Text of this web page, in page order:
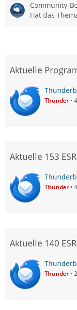
Community-
Hat das
Aktuelle
Thunder
Aktuelle 153
Thunder
Aktuelle 140
Thunder